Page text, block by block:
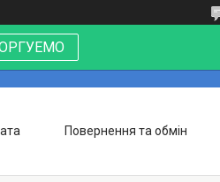
Повернення та обмін